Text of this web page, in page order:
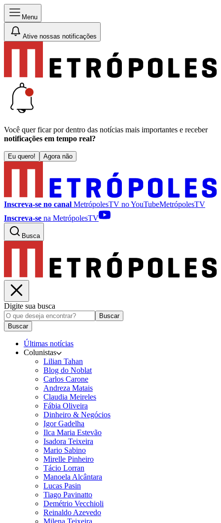
Menu
Ative nossas notificações
Você quer ficar por dentro das notícias mais importantes e receber
notificações em tempo real?
Eu quero! Agora não
Inscreva-se no canal MetrópolesTV noYouTubeMetrópolesTV
Inscreva-se na MetrópolesTV
Busca
Digite sua busca
Buscar
Buscar
Últimas notícias
Colunistas
Lilian Tahan
Blog do Noblat
Carlos Carone
Andreza Matais
Claudia Meireles
Fábia Oliveira
Dinheiro & Negócios
Igor Gadelha
Ilca Maria Estevão
Isadora Teixeira
Mario Sabino
Mirelle Pinheiro
Tácio Lorran
Manoela Alcântara
Lucas Pasin
Tiago Pavinatto
Demétrio Vecchioli
Reinaldo Azevedo
Milena Teixeira